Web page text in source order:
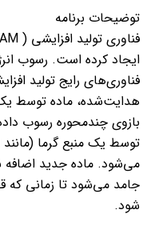
توضیحات برنامه
فناوری‌های رایج تولید
هدایت‌شده، ماده توسط
بازوی چندمحوره رسوب
توسط یک منبع گرما (مانند
می‌شود. ماده جدید اضافه
جامد می‌شود تا زمانی که
شود.